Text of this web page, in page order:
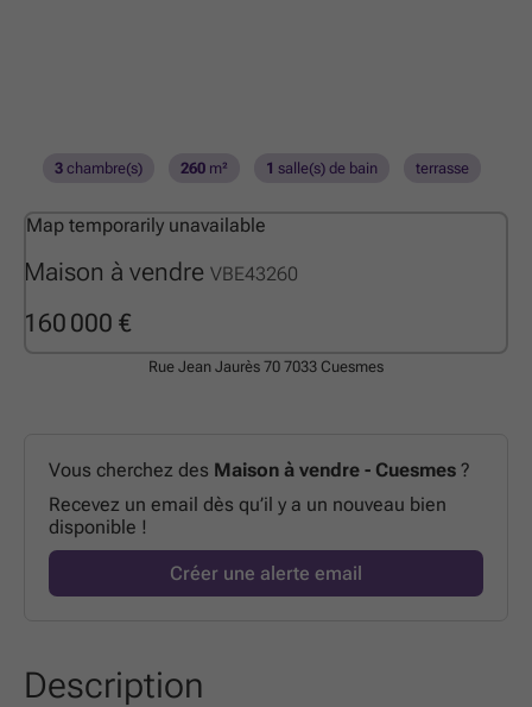
Maison à vendre VBE43260
160 000 €
3chambre(s) 260m² 1 salle(s) de bain terrasse
Map temporarily unavailable
Rue Jean Jaurès 70 7033 Cuesmes
Vous cherchez des Maison à vendre - Cuesmes ?
Recevez un email dès qu’il y a un nouveau bien
disponible !
Créer une alerte email
Description